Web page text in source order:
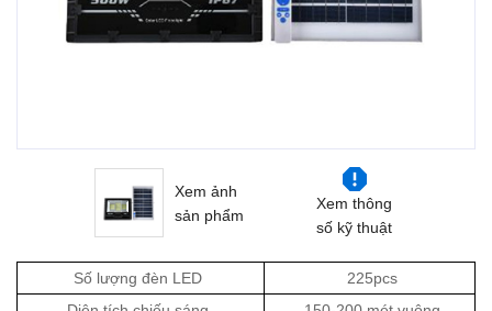
Xem ảnh
sản phẩm
Xem thông
số kỹ thuật
Số lượng đèn LED
225pcs